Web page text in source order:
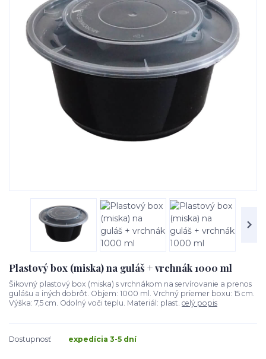
Plastový box (miska) na guláš + vrchnák 1000 ml
Šikovný plastový box (miska) s vrchnákom na servírovanie a prenos
gulášu a iných dobrôt. Objem: 1000 ml. Vrchný priemer boxu: 15 cm.
Výška: 7,5 cm. Odolný voči teplu. Materiál: plast. celý popis
Dostupnosť expedícia 3-5 dní